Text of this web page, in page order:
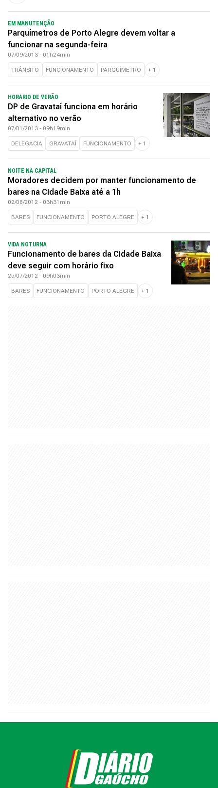
EM MANUTENÇÃO
Parquímetros de Porto Alegre devem voltar a
funcionar na segunda-feira
07/09/2013 - 01h24min
TRÂNSITO FUNCIONAMENTO PARQUÍMETRO + 1
HORÁRIO DE VERÃO
DP de Gravataí funciona em horário
alternativo no verão
07/01/2013 - 09h19min
DELEGACIA GRAVATAÍ FUNCIONAMENTO + 1
NOITE NA CAPITAL
Moradores decidem por manter funcionamento de
bares na Cidade Baixa até a 1h
02/08/2012 - 03h31min
BARES FUNCIONAMENTO PORTO ALEGRE + 1
VIDA NOTURNA
Funcionamento de bares da Cidade Baixa
deve seguir com horário fixo
25/07/2012 - 09h03min
BARES FUNCIONAMENTO PORTO ALEGRE + 1